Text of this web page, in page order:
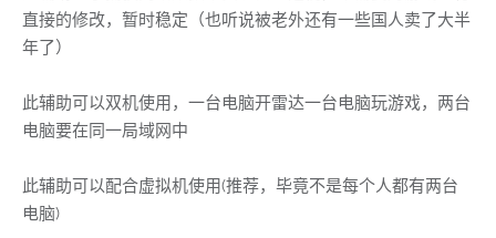
直接的修改，暂时稳定（也听说被老外还有一些国人卖了大半
年了）
此辅助可以双机使用，一台电脑开雷达一台电脑玩游戏，两台
电脑要在同一局域网中
此辅助可以配合虚拟机使用(推荐，毕竟不是每个人都有两台
电脑)